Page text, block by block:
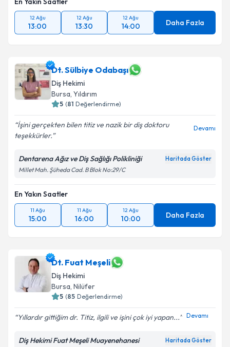
12 Ağu
13:00
12 Ağu
13:30
12 Ağu
14:00 Daha Fazla
Dt. Sülbiye Odabaşı
Diş Hekimi
Bursa, Yıldırım
5 (81 Değerlendirme)
İşini gerçekten bilen titiz ve nazik bir diş doktoru
teşekkürler.
Devamı
Dentarena Ağız ve Diş Sağlığı Polikliniği Haritada Göster
Millet Mah. Şüheda Cad. B Blok No:29/C
En Yakın Saatler
11 Ağu
15:00
11 Ağu
16:00
12 Ağu
10:00 Daha Fazla
Dt. Fuat Meşeli
Diş Hekimi
Bursa, Nilüfer
5 (85 Değerlendirme)
Yıllardır gittiğim dr. Titiz, ilgili ve işini çok iyi yapan... Devamı
Diş Hekimi Fuat Meşeli Muayenehanesi Haritada Göster